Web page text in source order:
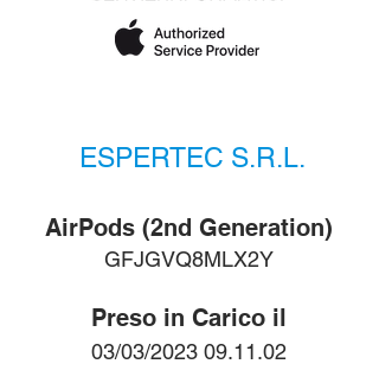
ESPERTEC S.R.L.
GFJGVQ8MLX2Y
AirPods (2nd Generation)
Preso in Carico il
03/03/2023 09.11.02